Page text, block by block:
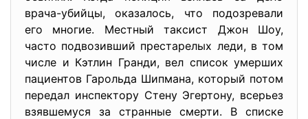
врача-убийцы, оказалось, что подозревали
его многие. Местный таксист Джон Шоу,
часто подвозивший престарелых леди, в том
числе и Кэтлин Гранди, вел список умерших
пациентов Гарольда Шипмана, который потом
передал инспектору Стену Эгертону, всерьез
взявшемуся за странные смерти. В списке